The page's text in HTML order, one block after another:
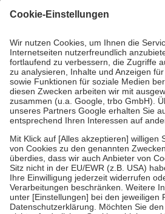
gesetzliche Krankenversicherung
Kosten dafür, der Versicherte trägt
Grundsätzlich leisten Mitglieder
Prozent des Abgabepreises,mindestens
höchstens zehn Euro.Es sind jedoch nie
Kosten der Leistung zu entrichten.
Diese Regeln gelten grundsätzlich auch
Bei Heilmitteln und häuslicher
Zuzahlung zehn Prozent der Kosten
Verordnung.
Um das Engagement der Versicherten für
stärken und die besondere Stellung der
fallenkeine Zuzahlungenan bei:
• Kindern und Jugendlichen bis zum
mit Ausnahme der Fahrkosten